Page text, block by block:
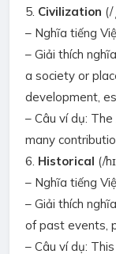
5. Civilization (/
– Nghĩa tiếng
– Giải thích
a society or
development,
– Câu ví dụ:
many
6. Historical (/
– Nghĩa tiếng
– Giải thích
of past events,
– Câu ví dụ: